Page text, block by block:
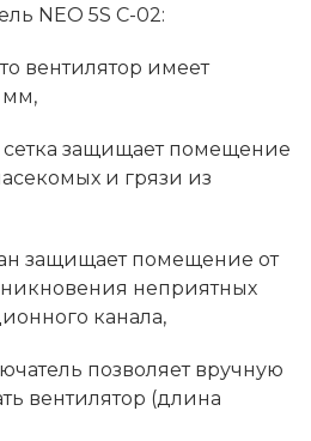
NEO 5S C-02:
вентилятор имеет
мм,
сетка защищает помещение
и грязи из
защищает помещение от
неприятных
канала,
позволяет вручную
вентилятор (длина